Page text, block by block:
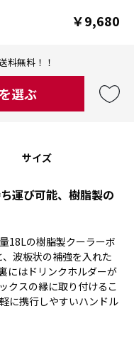
￥9,680
料無料！！
選ぶ
サイズ
運び可能、樹脂製の
18Lの樹脂製クーラーボ
波板状の補強を入れた
にはドリンクホルダーが
クスの縁に取り付けるこ
に携行しやすいハンドル